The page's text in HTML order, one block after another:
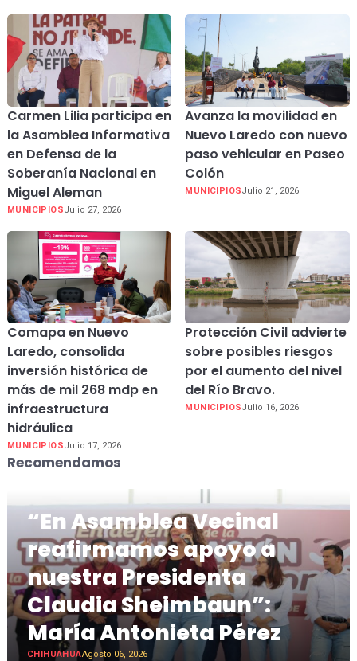
Carmen Lilia participa en
la Asamblea Informativa
en Defensa de la
Soberanía Nacional en
Miguel Aleman
MUNICIPIOSJulio 27, 2026
Avanza la movilidad en
Nuevo Laredo con nuevo
paso vehicular en Paseo
Colón
MUNICIPIOSJulio 21, 2026
Comapa en Nuevo
Laredo, consolida
inversión histórica de
más de mil 268 mdp en
infraestructura
hidráulica
MUNICIPIOSJulio 17, 2026
Protección Civil advierte
sobre posibles riesgos
por el aumento del nivel
del Río Bravo.
MUNICIPIOSJulio 16, 2026
Recomendamos
“En Asamblea Vecinal
reafirmamos apoyo a
nuestra Presidenta
Claudia Sheimbaun”:
María Antonieta Pérez
CHIHUAHUAAgosto 06, 2026